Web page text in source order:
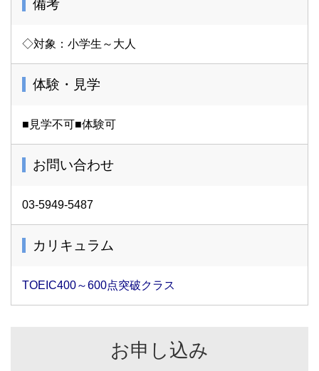
備考
◇対象：小学生～大人
体験・見学
■見学不可■体験可
お問い合わせ
03-5949-5487
カリキュラム
TOEIC400～600点突破クラス
お申し込み